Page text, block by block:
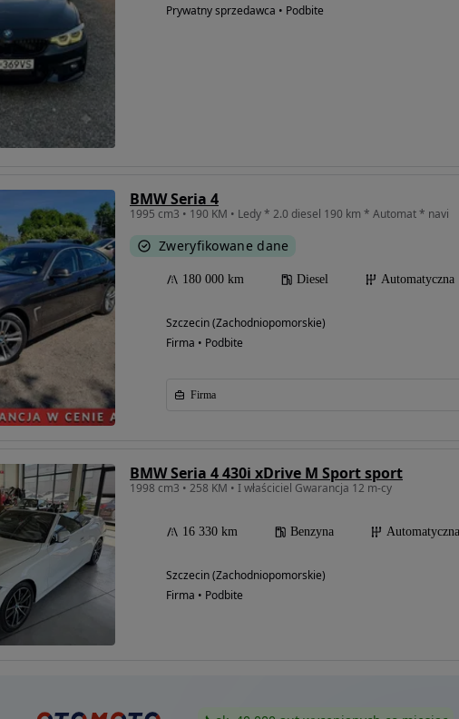
Prywatny sprzedawca • Podbite
BMW Seria 4
1995 cm3 • 190 KM • Ledy * 2.0 diesel 190 km * Automat * navi
Zweryfikowane dane
180 000 km Diesel Automatyczna
Szczecin (Zachodniopomorskie)
Firma • Podbite
Firma
BMW Seria 4 430i xDrive M Sport sport
1998 cm3 • 258 KM • I właściciel Gwarancja 12 m-cy
16 330 km Benzyna Automatyczna
Szczecin (Zachodniopomorskie)
Firma • Podbite